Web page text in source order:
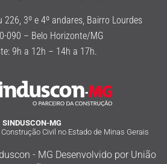
226, 3º e 4º andares, Bairro Lourdes
090 – Belo Horizonte/MG
9h a 12h – 14h a 17h.
SINDUSCON-MG
Civil no Estado de Minas Gerais
- MG Desenvolvido por União